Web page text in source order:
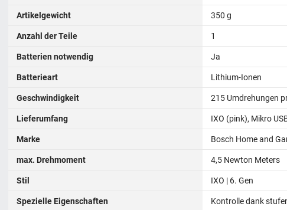
Artikelgewicht 350 g
Anzahl der Teile 1
Batterien notwendig Ja
Batterieart ‎Lithium-Ionen
Geschwindigkeit 215 Umdrehungen
Lieferumfang IXO (pink), Mikro
Marke Bosch Home and
max. Drehmoment ‎4,5 Newton Meters
Stil IXO | 6. Gen
Spezielle Eigenschaften Kontrolle dank